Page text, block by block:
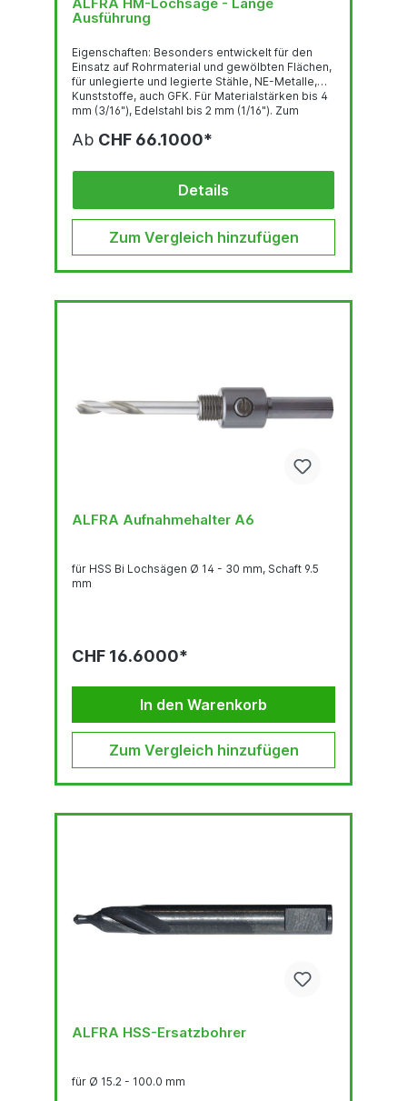
Ausführung
Eigenschaften: Besonders entwickelt für den
Einsatz auf Rohrmaterial und gewölbten Flächen,
für unlegierte und legierte Stähle, NE-Metalle,
Kunststoffe, auch GFK. Für Materialstärken bis 4
mm (3/16"), Edelstahl bis 2 mm (1/16"). Zum
max. Ø 40 mm (1-9/16") oder stationären
mit geringem Anpressdruck bohren und
Pendelbewegungen vermeiden. Beachten:
Immer Schutzbrille...
Ab CHF 66.1000*
Details
Zum Vergleich hinzufügen
ALFRA Aufnahmehalter A6
für HSS Bi Lochsägen Ø 14 - 30 mm, Schaft 9.5
mm
CHF 16.6000*
In den Warenkorb
Zum Vergleich hinzufügen
ALFRA HSS-Ersatzbohrer
für Ø 15.2 - 100.0 mm